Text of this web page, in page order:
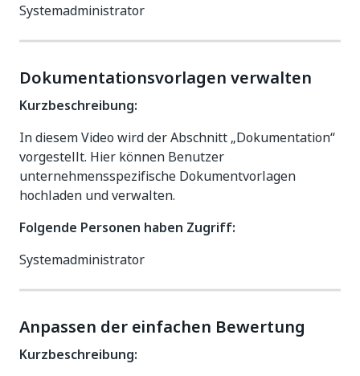
Systemadministrator
Dokumentationsvorlagen verwalten
Kurzbeschreibung:
In diesem Video wird der Abschnitt „Dokumentation“
vorgestellt. Hier können Benutzer
unternehmensspezifische Dokumentvorlagen
hochladen und verwalten.
Folgende Personen haben Zugriff:
Systemadministrator
Anpassen der einfachen Bewertung
Kurzbeschreibung: